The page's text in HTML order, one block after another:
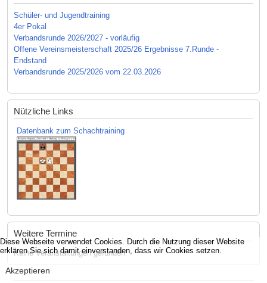
Schüler- und Jugendtraining
4er Pokal
Verbandsrunde 2026/2027 - vorläufig
Offene Vereinsmeisterschaft 2025/26 Ergebnisse 7.Runde -
Endstand
Verbandsrunde 2025/2026 vom 22.03.2026
Nützliche Links
Datenbank zum Schachtraining
Weitere Termine
Keine Veranstaltungen gefunden
Diese Webseite verwendet Cookies. Durch die Nutzung dieser Website
erklären Sie sich damit einverstanden, dass wir Cookies setzen.
Akzeptieren